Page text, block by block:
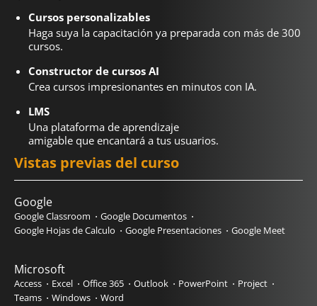
Cursos personalizables
Haga suya la capacitación ya preparada con más de 300
cursos.
Constructor de cursos AI
Crea cursos impresionantes en minutos con IA.
LMS
Una plataforma de aprendizaje
amigable que encantará a tus usuarios.
Vistas previas del curso
Google
Google Classroom
Google Documentos
Google Hojas de Calculo
Google Presentaciones Google Meet
Microsoft
Access Excel Office 365 Outlook PowerPoint
Project
Teams
Windows Word